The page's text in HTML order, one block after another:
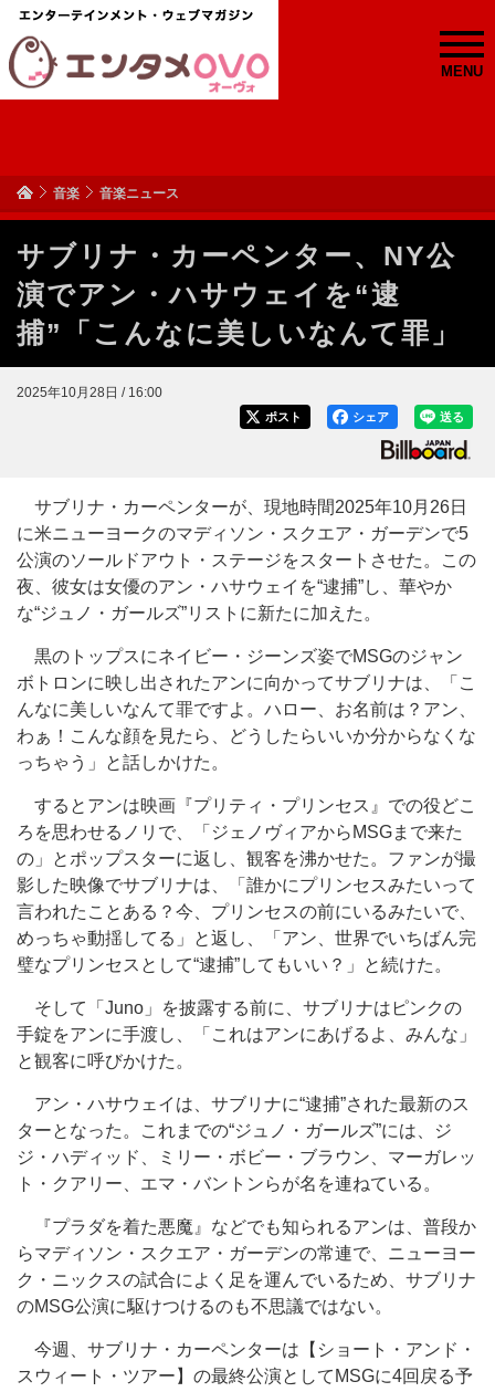
MENU
音楽 音楽ニュース
サブリナ・カーペンター、NY公
演でアン・ハサウェイを“逮
捕”「こんなに美しいなんて罪」
2025年10月28日 / 16:00
送る
シェア
ポスト
サブリナ・カーペンターが、現地時間2025年10月26日
に米ニューヨークのマディソン・スクエア・ガーデンで5
公演のソールドアウト・ステージをスタートさせた。この
夜、彼女は女優のアン・ハサウェイを“逮捕”し、華やか
な“ジュノ・ガールズ”リストに新たに加えた。
黒のトップスにネイビー・ジーンズ姿でMSGのジャン
ボトロンに映し出されたアンに向かってサブリナは、「こ
んなに美しいなんて罪ですよ。ハロー、お名前は？アン、
わぁ！こんな顔を見たら、どうしたらいいか分からなくな
っちゃう」と話しかけた。
するとアンは映画『プリティ・プリンセス』での役どこ
ろを思わせるノリで、「ジェノヴィアからMSGまで来た
の」とポップスターに返し、観客を沸かせた。ファンが撮
影した映像でサブリナは、「誰かにプリンセスみたいって
言われたことある？今、プリンセスの前にいるみたいで、
めっちゃ動揺してる」と返し、「アン、世界でいちばん完
璧なプリンセスとして“逮捕”してもいい？」と続けた。
そして「Juno」を披露する前に、サブリナはピンクの
手錠をアンに手渡し、「これはアンにあげるよ、みんな」
と観客に呼びかけた。
アン・ハサウェイは、サブリナに“逮捕”された最新のス
ターとなった。これまでの“ジュノ・ガールズ”には、ジ
ジ・ハディッド、ミリー・ボビー・ブラウン、マーガレッ
ト・クアリー、エマ・バントンらが名を連ねている。
『プラダを着た悪魔』などでも知られるアンは、普段か
らマディソン・スクエア・ガーデンの常連で、ニューヨー
ク・ニックスの試合によく足を運んでいるため、サブリナ
のMSG公演に駆けつけるのも不思議ではない。
今週、サブリナ・カーペンターは【ショート・アンド・
スウィート・ツアー】の最終公演としてMSGに4回戻る予